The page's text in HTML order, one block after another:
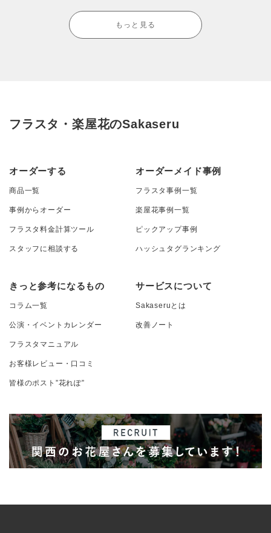
もっと見る
フラスタ・楽屋花のSakaseru
オーダーする
商品一覧
事例からオーダー
フラスタ料金計算ツール
スタッフに相談する
オーダーメイド事例
フラスタ事例一覧
楽屋花事例一覧
ピックアップ事例
ハッシュタグランキング
きっと参考になるもの
コラム一覧
公演・イベントカレンダー
フラスタマニュアル
お客様レビュー・口コミ
皆様のポスト”花れぽ”
サービスについて
Sakaseruとは
改善ノート